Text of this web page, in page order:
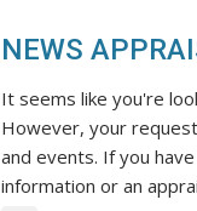
NEWS
It seems like you're
However, your
and events. If you
information or an